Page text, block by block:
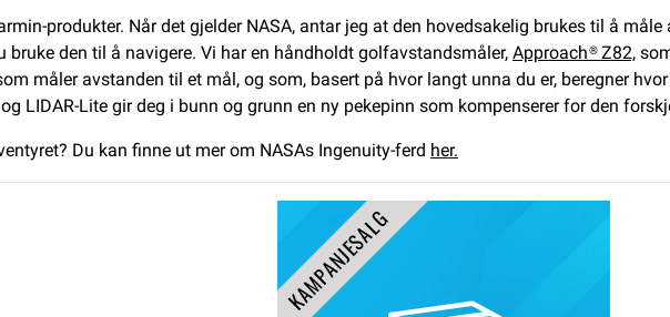
produkter. Når det gjelder NASA, antar jeg at den hovedsakelig brukes til å
bruke den til å navigere. Vi har en håndholdt golfavstandsmåler, Approach® Z82,
måler avstanden til et mål, og som, basert på hvor langt unna du er, beregner
LIDAR-Lite gir deg i bunn og grunn en ny pekepinn som kompenserer for den
Du kan finne ut mer om NASAs Ingenuity-ferd her.
KAMPANJESALG